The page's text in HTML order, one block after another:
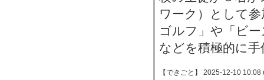
ワーク）として
ゴルフ」や「ビ
などを積極的に
【できごと】 2025-12-10